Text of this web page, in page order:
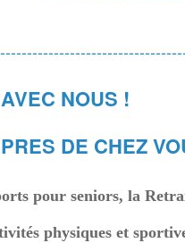
NOUS !
DE CHEZ
pour seniors, la
physiques et